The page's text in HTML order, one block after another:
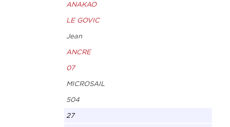
ANAKAO
LE GOVIC
Jean
ANCRE
07
MICROSAIL
504
27